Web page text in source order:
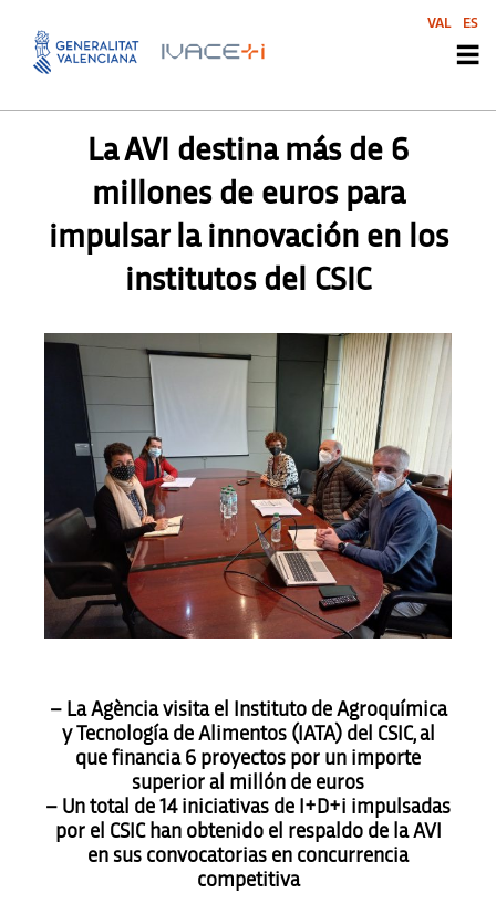
PRENSA
La AVI destina más de 6
millones de euros para
impulsar la innovación en los
institutos del CSIC
– La Agència visita el Instituto de Agroquímica
y Tecnología de Alimentos (IATA) del CSIC, al
que financia 6 proyectos por un importe
superior al millón de euros
– Un total de 14 iniciativas de I+D+i impulsadas
por el CSIC han obtenido el respaldo de la AVI
en sus convocatorias en concurrencia
competitiva
VAL ES